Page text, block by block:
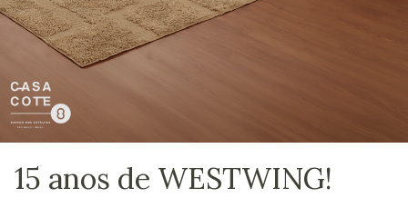
15 anos de WESTWING!